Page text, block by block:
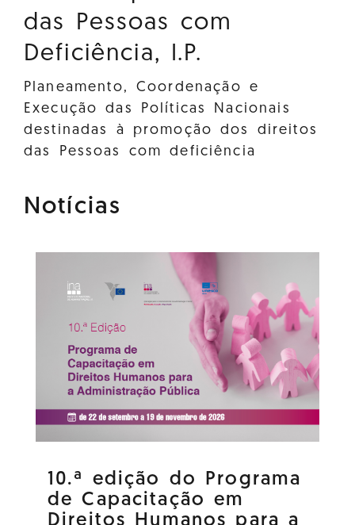
das Pessoas com
Deficiência, I.P.
Planeamento, Coordenação e
Execução das Políticas Nacionais
destinadas à promoção dos direitos
das Pessoas com deficiência
Notícias
10.ª edição do Programa
de Capacitação em
Direitos Humanos para a